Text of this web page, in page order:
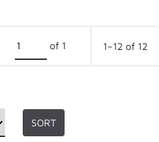
of 1 1–12 of 12
SORT